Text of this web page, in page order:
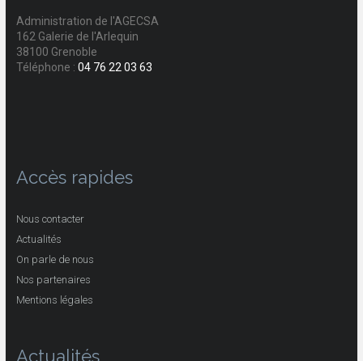
Administration de l'AGECSA
162 Galerie de l'Arlequin
38100 Grenoble
Téléphone : 04 76 22 03 63
Accès rapides
Nous contacter
Actualités
On parle de nous
Nos partenaires
Mentions légales
Actualités